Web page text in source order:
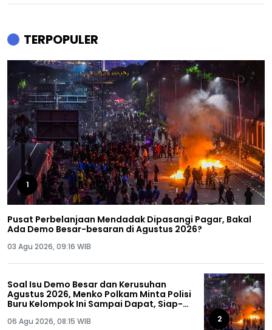
TERPOPULER
1
Pusat Perbelanjaan Mendadak Dipasangi Pagar, Bakal
Ada Demo Besar-besaran di Agustus 2026?
03 Agu 2026, 09:16 WIB
Soal Isu Demo Besar dan Kerusuhan
Agustus 2026, Menko Polkam Minta Polisi
Buru Kelompok Ini Sampai Dapat, Siap-
06 Agu 2026, 08:15 WIB 2